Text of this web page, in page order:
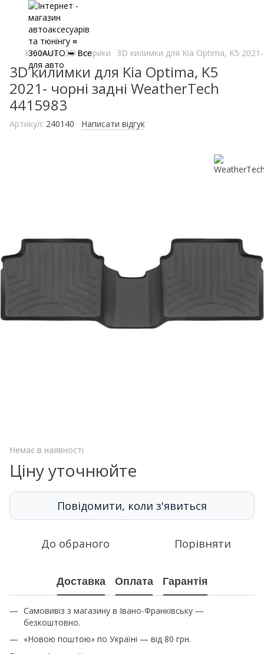
Килимки 3D коврики 3D килимки для Kia Optima, K5
3D килимки для Kia Optima, K5
2021- чорні задні WeatherTech
4415983
Артикул: 240140 Написати відгук
Немає в наявності
Ціну уточнюйте
Повідомити, коли з'явиться
До обраного Порівняти
Доставка Оплата Гарантія
Самовивіз з магазину в Івано-Франківську —
безкоштовно.
«Новою поштою» по Україні — від 80 грн.